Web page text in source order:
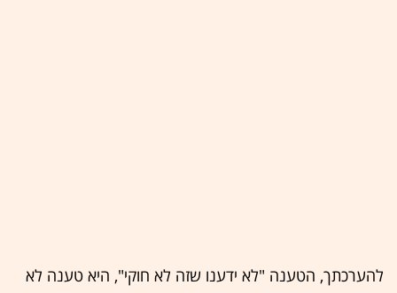
להערכתך, הטענה "לא ידענו שזה לא חוקי", היא טענה לא